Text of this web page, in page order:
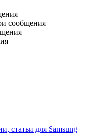
сообщения
статьи для Samsung